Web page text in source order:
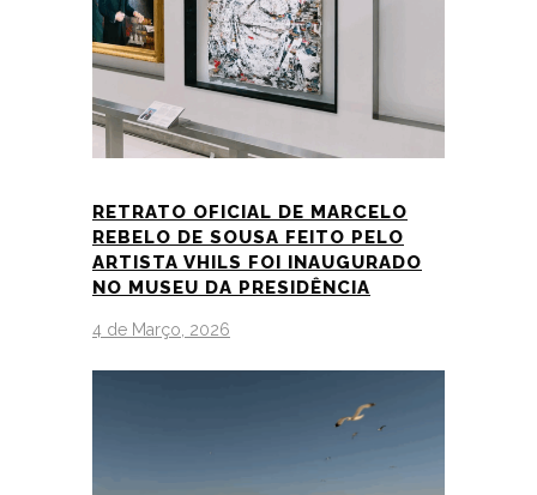
RETRATO OFICIAL DE MARCELO
REBELO DE SOUSA FEITO PELO
ARTISTA VHILS FOI INAUGURADO
NO MUSEU DA PRESIDÊNCIA
4 de Março, 2026